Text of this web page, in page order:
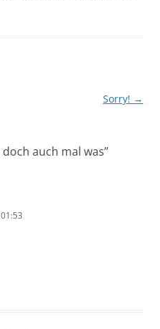
Sorry! →
doch auch mal was”